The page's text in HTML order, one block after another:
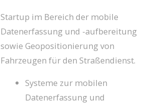
Startup im Bereich der mobile
Datenerfassung und -aufbereitung
sowie Geopositionierung von
Fahrzeugen für den Straßendienst.
Systeme zur mobilen
Datenerfassung und